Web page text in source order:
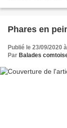
Phares en
Publié le 23/09/2020
Par Balades